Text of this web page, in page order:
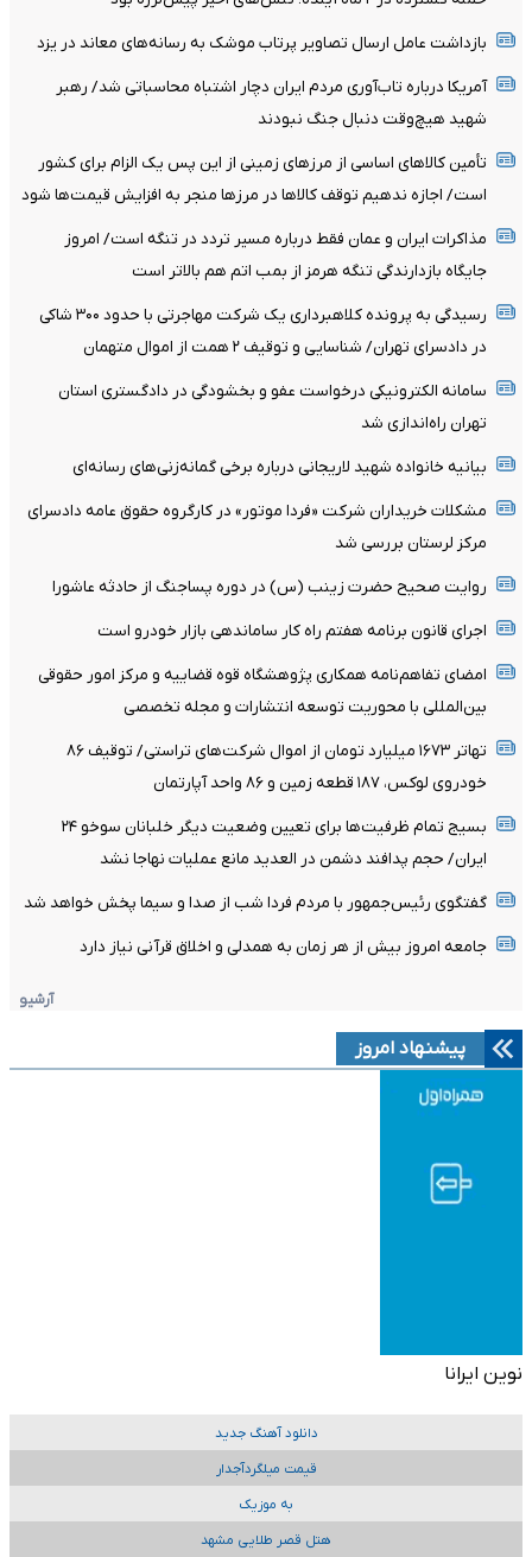
بازداشت عامل ارسال تصاویر پرتاب موشک به رسانه‌های معاند در یزد
آمریکا درباره تاب‌آوری مردم ایران دچار اشتباه محاسباتی شد/ رهبر
شهید هیچ‌وقت دنبال جنگ نبودند
تأمین کالاهای اساسی از مرزهای زمینی از این پس یک الزام برای کشور
است/ اجازه ندهیم توقف کالاها در مرزها منجر به افزایش قیمت‌ها شود
مذاکرات ایران و عمان فقط درباره مسیر تردد در تنگه است/ امروز
جایگاه بازدارندگی تنگه هرمز از بمب اتم هم بالاتر است
رسیدگی به پرونده کلاهبرداری یک شرکت مهاجرتی با حدود ۳۰۰ شاکی
در دادسرای تهران/ شناسایی و توقیف ۲ همت از اموال متهمان
سامانه الکترونیکی درخواست عفو و بخشودگی در دادگستری استان
تهران راه‌اندازی شد
بیانیه خانواده شهید لاریجانی درباره برخی گمانه‌زنی‌های رسانه‌ای
مشکلات خریداران شرکت «فردا موتور» در کارگروه حقوق عامه دادسرای
مرکز لرستان بررسی شد
روایت صحیح حضرت زینب (س) در دوره پساجنگ از حادثه عاشورا
اجرای قانون برنامه هفتم راه کار ساماندهی بازار خودرو است
امضای تفاهم‌نامه همکاری پژوهشگاه قوه قضاییه و مرکز امور حقوقی
بین‌المللی با محوریت توسعه انتشارات و مجله تخصصی
تهاتر ۱۶۷۳ میلیارد تومان از اموال شرکت‌های تراستی/ توقیف ۸۶
خودروی لوکس، ۱۸۷ قطعه زمین و ۸۶ واحد آپارتمان
بسیج تمام ظرفیت‌ها برای تعیین وضعیت دیگر خلبانان سوخو ۲۴
ایران/ حجم پدافند دشمن در العدید مانع عملیات نهاجا نشد
گفتگوی رئیس‌جمهور با مردم فردا شب از صدا و سیما پخش خواهد شد
جامعه امروز بیش از هر زمان به همدلی و اخلاق قرآنی نیاز دارد
آرشیو
پیشنهاد امروز
نوین ایرانا
دانلود آهنگ جدید
قیمت میلگردآجدار
به موزیک
هتل قصر طلایی مشهد